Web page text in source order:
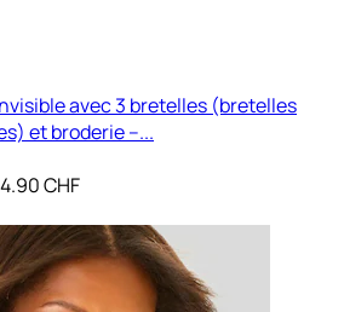
avec 3 bretelles (bretelles
et broderie –...
CHF